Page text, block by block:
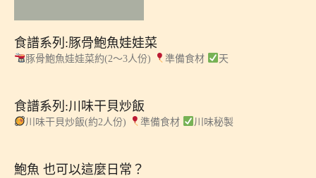
食譜系列:豚骨鮑魚娃娃菜
豚骨鮑魚娃娃菜約(2～3人份) 準備食材 天
食譜系列:川味干貝炒飯
川味干貝炒飯(約2人份) 準備食材 川味秘製
鮑魚 也可以這麼日常？